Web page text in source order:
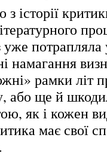
історії
потрапляла
намагання
рамки літ
або ще й
як і кожен
має свої